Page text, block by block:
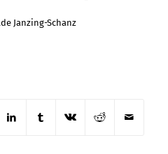
Janzing-Schanz